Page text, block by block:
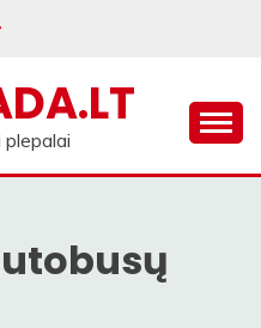
plepalai